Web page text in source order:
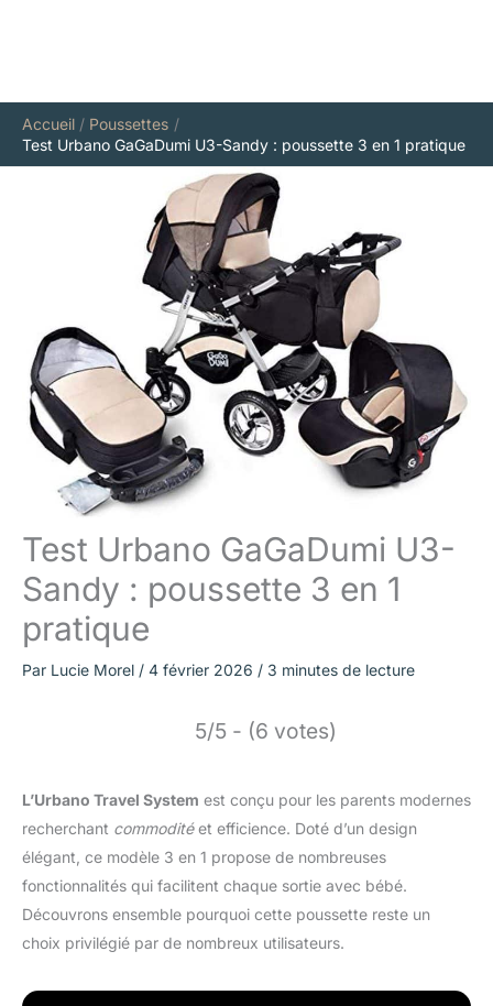
Accueil
Poussettes
Test Urbano GaGaDumi U3-Sandy : poussette 3 en 1 pratique
Test Urbano GaGaDumi U3-
Sandy : poussette 3 en 1
pratique
Par Lucie Morel / 4 février 2026 / 3 minutes de lecture
5/5 - (6 votes)
L’Urbano Travel System est conçu pour les parents modernes
recherchant commoditéet efficience. Doté d’un design
élégant, ce modèle 3 en 1 propose de nombreuses
fonctionnalités qui facilitent chaque sortie avec bébé.
Découvrons ensemble pourquoi cette poussette reste un
choix privilégié par de nombreux utilisateurs.